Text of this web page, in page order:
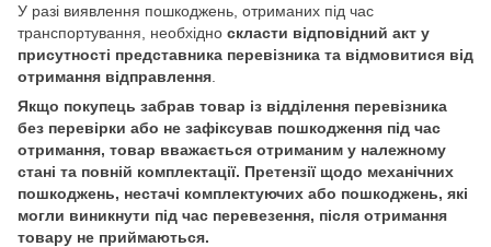
У разі виявлення пошкоджень, отриманих під час
транспортування, необхідно скласти відповідний акт у
присутності представника перевізника та відмовитися від
отримання відправлення
Якщо покупець забрав товар із відділення перевізника
без перевірки або не зафіксував пошкодження під час
отримання, товар вважається отриманим у належному
стані та повній комплектації. Претензії щодо механічних
пошкоджень, нестачі комплектуючих або пошкоджень, які
могли виникнути під час перевезення, після отримання
товару не приймаються.